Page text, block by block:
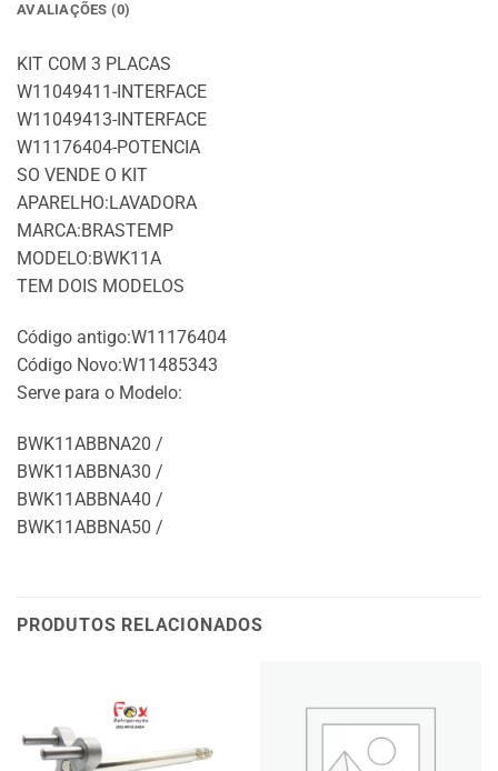
AVALIAÇÕES (0)
KIT COM 3 PLACAS
W11049411-INTERFACE
W11049413-INTERFACE
W11176404-POTENCIA
SO VENDE O KIT
APARELHO:LAVADORA
MARCA:BRASTEMP
MODELO:BWK11A
TEM DOIS MODELOS
Código antigo:W11176404
Código Novo:W11485343
Serve para o Modelo:
BWK11ABBNA20 /
BWK11ABBNA30 /
BWK11ABBNA40 /
BWK11ABBNA50 /
PRODUTOS RELACIONADOS